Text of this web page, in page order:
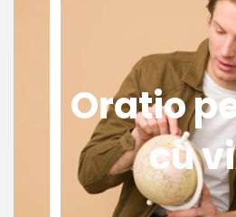
Oratio
cu